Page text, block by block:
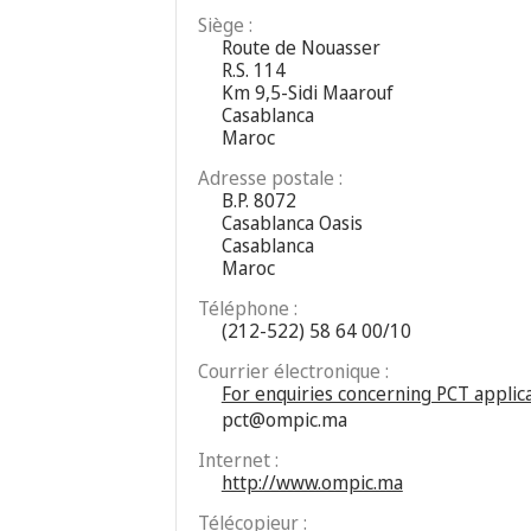
Siège :
Route de Nouasser
R.S. 114
Km 9,5-Sidi Maarouf
Casablanca
Maroc
Adresse postale :
B.P. 8072
Casablanca Oasis
Casablanca
Maroc
Téléphone :
(212-522) 58 64 00/10
Courrier électronique :
For enquiries concerning PCT
pct@ompic.ma
Internet :
http://www.ompic.ma
Télécopieur :